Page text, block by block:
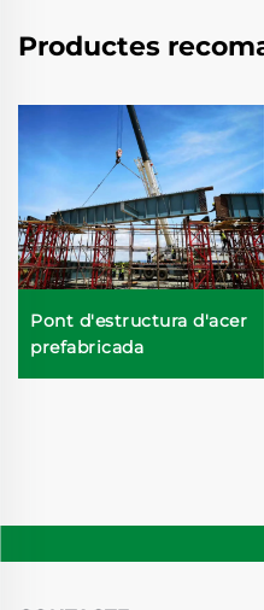
Productes
Pont d'estructura d'acer
prefabricada